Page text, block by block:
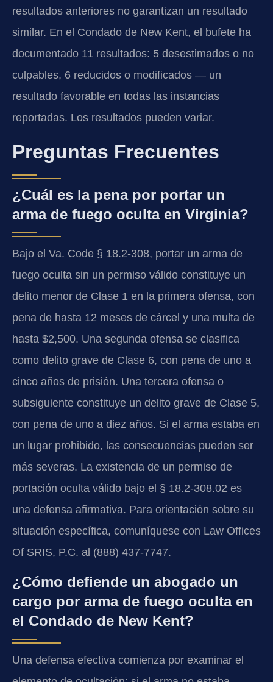
resultados anteriores no garantizan un resultado
similar. En el Condado de New Kent, el bufete ha
documentado 11 resultados: 5 desestimados o no
culpables, 6 reducidos o modificados — un
resultado favorable en todas las instancias
reportadas. Los resultados pueden variar.
Preguntas Frecuentes
¿Cuál es la pena por portar un
arma de fuego oculta en Virginia?
Bajo el Va. Code § 18.2-308, portar un arma de
fuego oculta sin un permiso válido constituye un
delito menor de Clase 1 en la primera ofensa, con
pena de hasta 12 meses de cárcel y una multa de
hasta $2,500. Una segunda ofensa se clasifica
como delito grave de Clase 6, con pena de uno a
cinco años de prisión. Una tercera ofensa o
subsiguiente constituye un delito grave de Clase 5,
con pena de uno a diez años. Si el arma estaba en
un lugar prohibido, las consecuencias pueden ser
más severas. La existencia de un permiso de
portación oculta válido bajo el § 18.2-308.02 es
una defensa afirmativa. Para orientación sobre su
situación específica, comuníquese con Law Offices
Of SRIS, P.C. al (888) 437-7747.
¿Cómo defiende un abogado un
cargo por arma de fuego oculta en
el Condado de New Kent?
Una defensa efectiva comienza por examinar el